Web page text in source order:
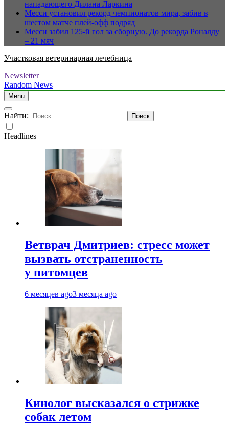
нападающего Дилана Ларкина
Месси установил рекорд чемпионатов мира, забив в
шестом матче плей‑офф подряд
Месси забил 125-й гол за сборную. До рекорда Роналду
– 21 мяч
Участковая ветеринарная лечебница
Newsletter
Random News
Menu
Найти:
Headlines
Ветврач Дмитриев: стресс может
вызвать отстраненность
у питомцев
6 месяцев ago3 месяца ago
Кинолог высказался о стрижке
собак летом